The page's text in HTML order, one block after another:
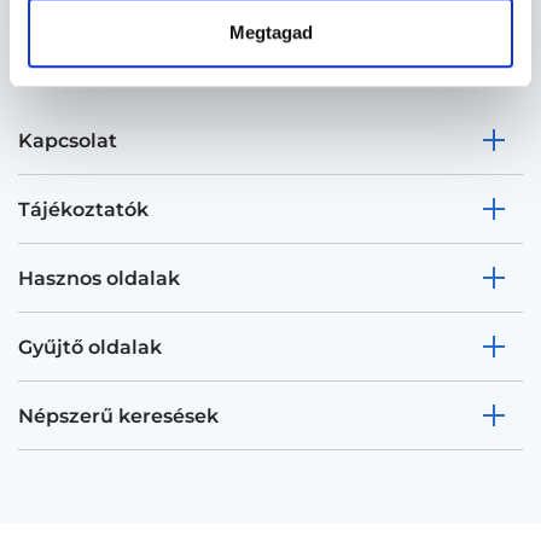
Megtagad
Kapcsolat
Tájékoztatók
Hasznos oldalak
Gyűjtő oldalak
Népszerű keresések